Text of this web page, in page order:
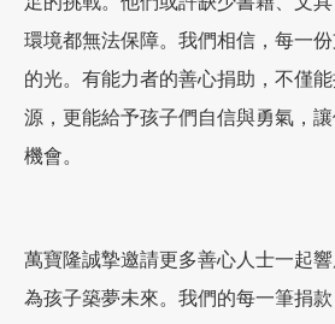
環境都無法保障。我們相信，每一
的光。有能力者的善心捐助，不僅
源，更能給予孩子們自信與勇氣，
機會。
萬寶隆誠摯邀請更多善心人士一起響
為孩子築夢未來。我們的每一筆捐